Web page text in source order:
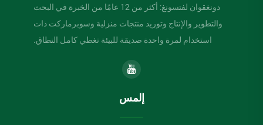
دونغقوان لفتسونغ: أكثر من 12 عامًا من الخبرة في البحث
والتطوير والإنتاج وتوريد منتجات منزلية وسوبرماركت ذات
استخدام لمرة واحدة صديقة للبيئة تغطي كامل النطاق.
إلمس